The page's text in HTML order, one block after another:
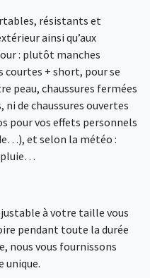
résistants et
ainsi qu’aux
: plutôt manches
courtes + short, pour se
peau, chaussures fermées
de chaussures ouvertes
pour vos effets personnels
et selon la météo :
pluie…
à votre taille vous
pendant toute la durée
nous vous fournissons
unique.